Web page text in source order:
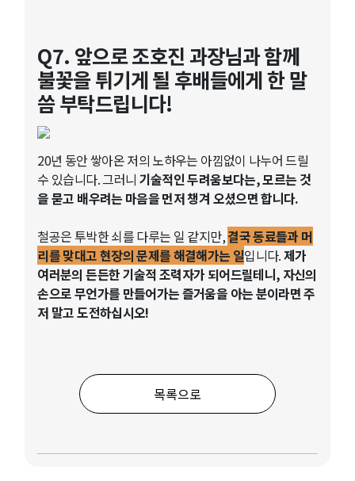
Q7. 앞으로 조호진 과장님과 함께
불꽃을 튀기게 될 후배들에게 한 말
씀 부탁드립니다!
20년 동안 쌓아온 저의 노하우는 아낌없이 나누어 드릴
수 있습니다. 그러니 기술적인 두려움보다는, 모르는 것
을 묻고 배우려는 마음을 먼저 챙겨 오셨으면 합니다.
철공은 투박한 쇠를 다루는 일 같지만,결국 동료들과 머
리를 맞대고 현장의 문제를 해결해가는 일입니다.제가
여러분의 든든한 기술적 조력자가 되어드릴테니, 자신의
손으로 무언가를 만들어가는 즐거움을 아는 분이라면 주
저 말고 도전하십시오!
목록으로